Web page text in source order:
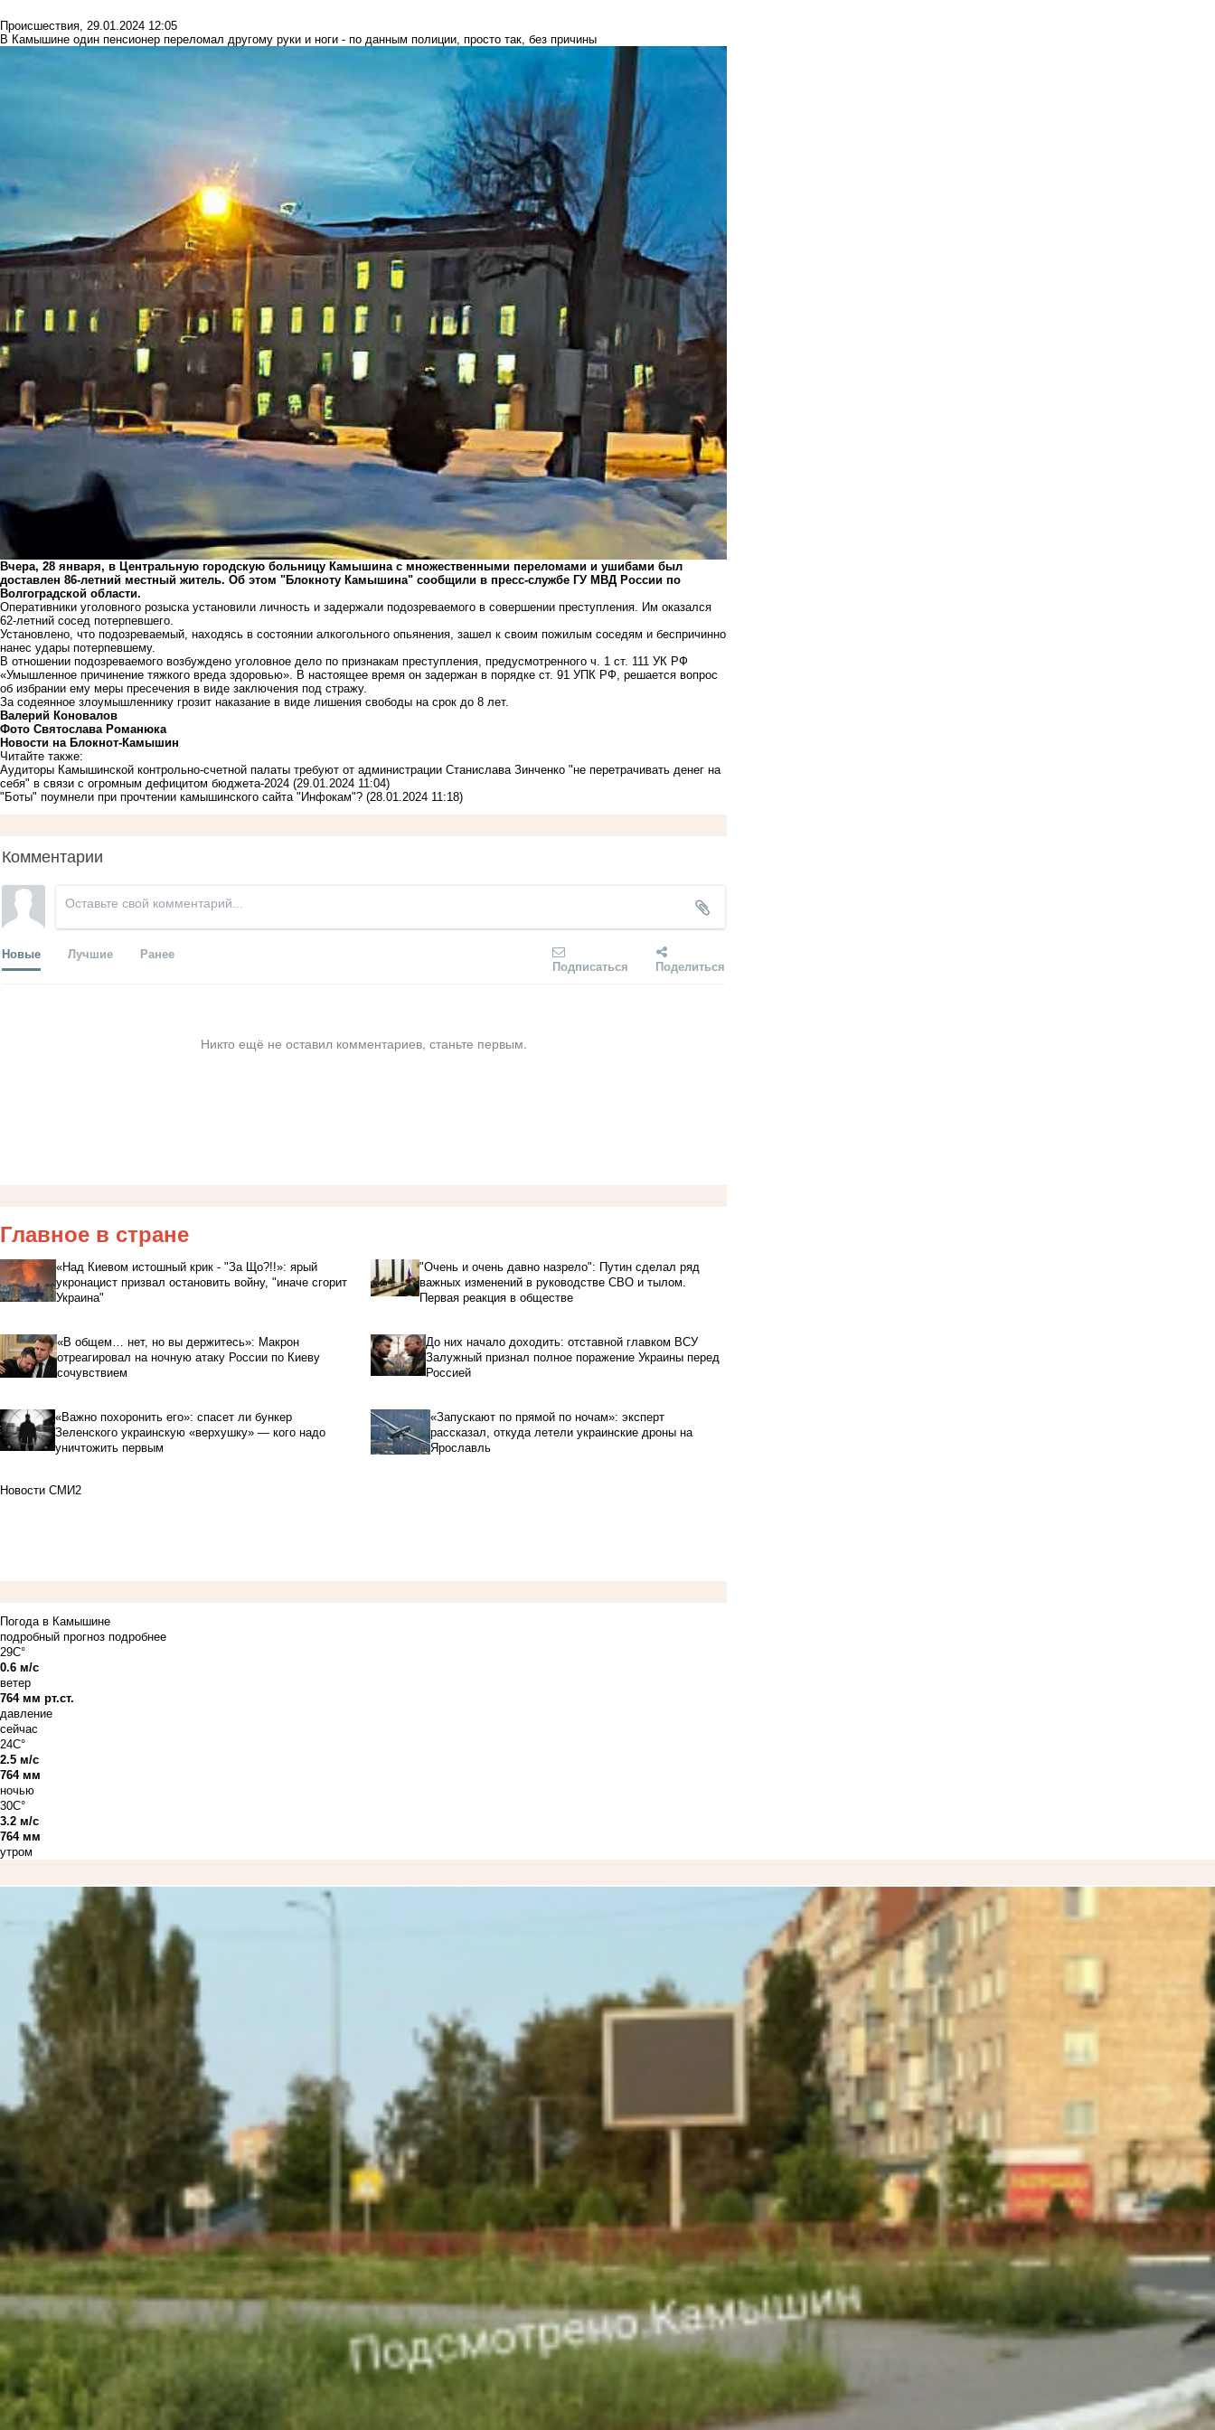
Происшествия, 29.01.2024 12:05
В Камышине один пенсионер переломал другому руки и ноги - по данным полиции, просто так, без причины
Вчера, 28 января, в Центральную городскую больницу Камышина с множественными переломами и ушибами был
доставлен 86-летний местный житель. Об этом "Блокноту Камышина" сообщили в пресс-службе ГУ МВД России по
Волгоградской области.
Оперативники уголовного розыска установили личность и задержали подозреваемого в совершении преступления. Им оказался
62-летний сосед потерпевшего.
Установлено, что подозреваемый, находясь в состоянии алкогольного опьянения, зашел к своим пожилым соседям и беспричинно
нанес удары потерпевшему.
В отношении подозреваемого возбуждено уголовное дело по признакам преступления, предусмотренного ч. 1 ст. 111 УК РФ
«Умышленное причинение тяжкого вреда здоровью». В настоящее время он задержан в порядке ст. 91 УПК РФ, решается вопрос
об избрании ему меры пресечения в виде заключения под стражу.
За содеянное злоумышленнику грозит наказание в виде лишения свободы на срок до 8 лет.
Валерий Коновалов
Фото Святослава Романюка
Новости на Блoкнoт-Камышин
Читайте также:
Аудиторы Камышинской контрольно-счетной палаты требуют от администрации Станислава Зинченко "не перетрачивать денег на
себя" в связи с огромным дефицитом бюджета-2024 (29.01.2024 11:04)
"Боты" поумнели при прочтении камышинского сайта "Инфокам"? (28.01.2024 11:18)
Комментарии
Новые Лучшие Ранее
Подписаться Поделиться
Никто ещё не оставил комментариев, станьте первым.
Главное в стране
«Над Киевом истошный крик - "За Що?!!»: ярый
укронацист призвал остановить войну, "иначе сгорит
Украина"
"Очень и очень давно назрело": Путин сделал ряд
важных изменений в руководстве СВО и тылом.
Первая реакция в обществе
«В общем… нет, но вы держитесь»: Макрон
отреагировал на ночную атаку России по Киеву
сочувствием
До них начало доходить: отставной главком ВСУ
Залужный признал полное поражение Украины перед
Россией
«Важно похоронить его»: спасет ли бункер
Зеленского украинскую «верхушку» — кого надо
уничтожить первым
«Запускают по прямой по ночам»: эксперт
рассказал, откуда летели украинские дроны на
Ярославль
Новости СМИ2
Погода в Камышине
подробный прогноз подробнее
29C°
0.6 м/с
ветер
764 мм рт.ст.
давление
сейчас
24C°
2.5 м/с
764 мм
ночью
30C°
3.2 м/с
764 мм
утром